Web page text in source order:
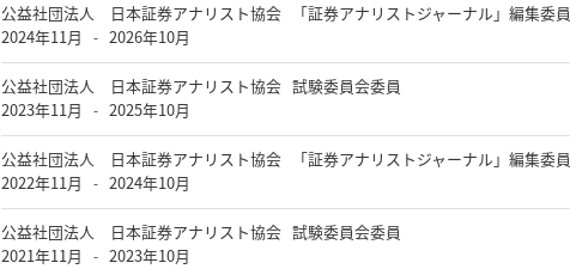
公益社団法人 日本証券アナリスト協会 「証券アナリストジャーナル」編集委員
2024年11月
- 2026年10月
公益社団法人 日本証券アナリスト協会 試験委員会委員
2023年11月
- 2025年10月
公益社団法人 日本証券アナリスト協会 「証券アナリストジャーナル」編集委員
2022年11月
- 2024年10月
公益社団法人 日本証券アナリスト協会 試験委員会委員
2021年11月
- 2023年10月